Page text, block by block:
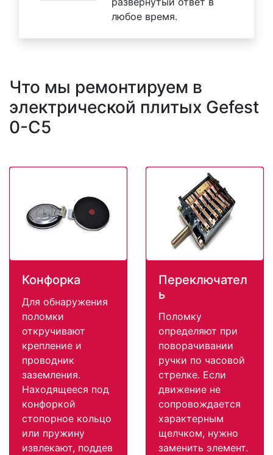
любое время.
Что мы ремонтируем в
электрической плитых Gefest
0-C5
Конфорка
Для обнаружения
поломки
откручивают
крепление и
проводник
заземления.
Находящееся под
конфоркой
стопорное кольцо
или пружину
извлекают, поддев
Переключател
ь
Поломку
определяют при
поворачивании
ручки по часовой
стрелке. Если
движение не
сопровождается
характерным
щелчком, нужно
заменить элемент.